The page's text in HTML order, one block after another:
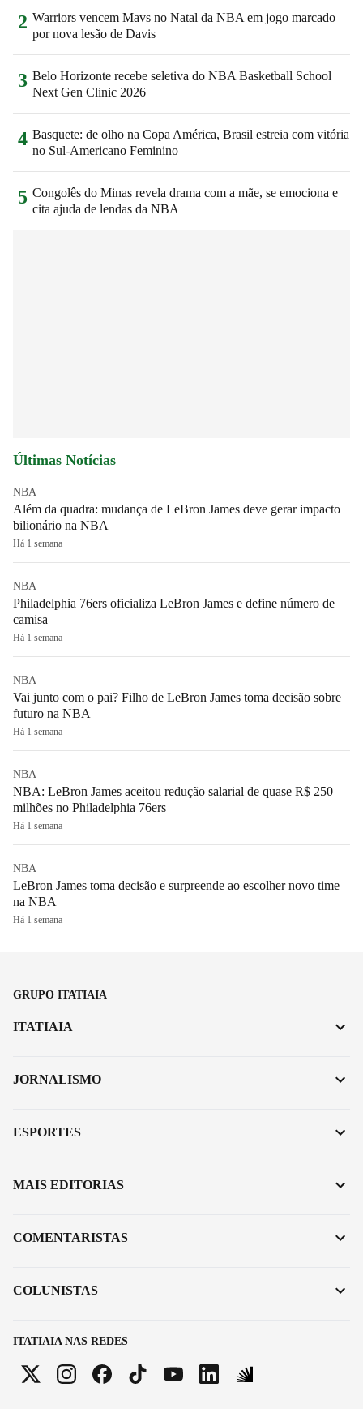
2 Warriors vencem Mavs no Natal da NBA em jogo marcado
por nova lesão de Davis
3 Belo Horizonte recebe seletiva do NBA Basketball School
Next Gen Clinic 2026
4 Basquete: de olho na Copa América, Brasil estreia com vitória
no Sul-Americano Feminino
5 Congolês do Minas revela drama com a mãe, se emociona e
cita ajuda de lendas da NBA
Últimas Notícias
NBA
Além da quadra: mudança de LeBron James deve gerar impacto
bilionário na NBA
Há 1 semana
NBA
Philadelphia 76ers oficializa LeBron James e define número de
camisa
Há 1 semana
NBA
Vai junto com o pai? Filho de LeBron James toma decisão sobre
futuro na NBA
Há 1 semana
NBA
NBA: LeBron James aceitou redução salarial de quase R$ 250
milhões no Philadelphia 76ers
Há 1 semana
NBA
LeBron James toma decisão e surpreende ao escolher novo time
na NBA
Há 1 semana
GRUPO ITATIAIA
ITATIAIA NAS REDES
ITATIAIA
JORNALISMO
ESPORTES
MAIS EDITORIAS
COMENTARISTAS
COLUNISTAS